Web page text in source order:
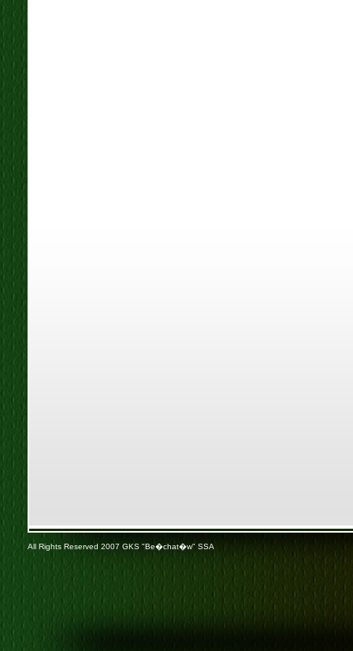
All Rights Reserved 2007 GKS "Be�chat�w" SSA